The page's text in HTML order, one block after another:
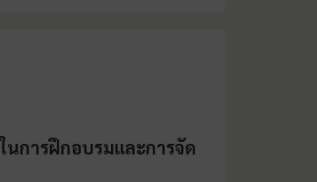
นการฝึกอบรมและการจัด